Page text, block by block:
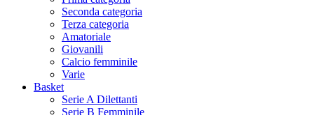
Seconda categoria
Terza categoria
Amatoriale
Giovanili
Calcio femminile
Varie
Basket
Serie A Dilettanti
Serie B Femminile